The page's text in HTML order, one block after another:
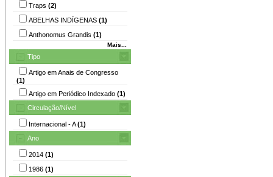
Traps (2)
ABELHAS INDÍGENAS (1)
Anthonomus Grandis (1)
Mais...
Tipo
Artigo em Anais de Congresso
(1)
Artigo em Periódico Indexado (1)
Circulação/Nível
Internacional - A(1)
Ano
2014 (1)
1986 (1)